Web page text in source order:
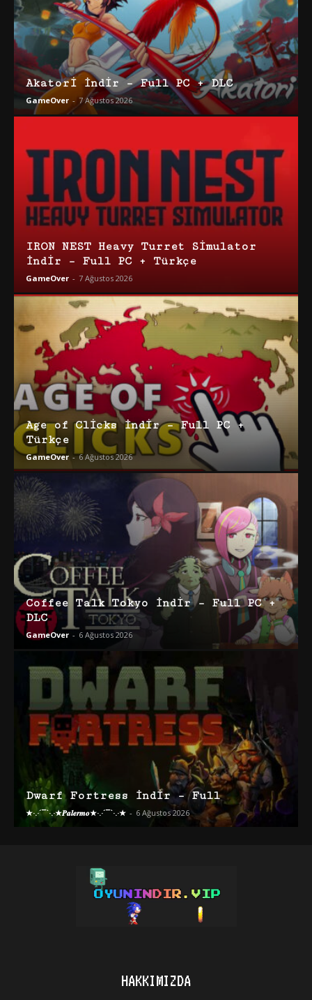
Akatori İndir – Full PC + DLC
GameOver - 7 Ağustos 2026
IRON NEST Heavy Turret Simulator
İndir – Full PC + Türkçe
GameOver - 7 Ağustos 2026
Age of Clicks İndir – Full PC +
Türkçe
GameOver - 6 Ağustos 2026
Coffee Talk Tokyo İndir – Full PC +
DLC
GameOver - 6 Ağustos 2026
Dwarf Fortress İndir – Full
★·.·´¯`·.·★𝑷𝒂𝒍𝒆𝒓𝒎𝒐★·.·´¯`·.·★ - 6 Ağustos 2026
HAKKIMIZDA